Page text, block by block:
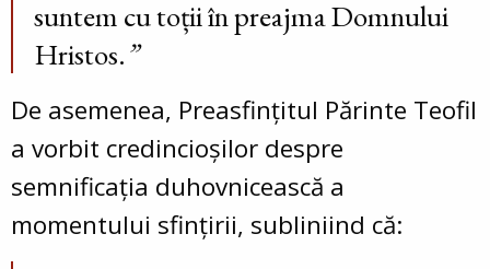
suntem cu toții în preajma Domnului
Hristos.”
De asemenea, Preasfințitul Părinte Teofil
a vorbit credincioșilor despre
semnificația duhovnicească a
momentului sfințirii, subliniind că: